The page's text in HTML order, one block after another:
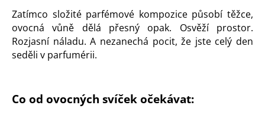
Zatímco složité parfémové kompozice působí těžce,
ovocná vůně dělá přesný opak. Osvěží prostor.
Rozjasní náladu. A nezanechá pocit, že jste celý den
seděli v parfumérii.
Co od ovocných svíček očekávat: